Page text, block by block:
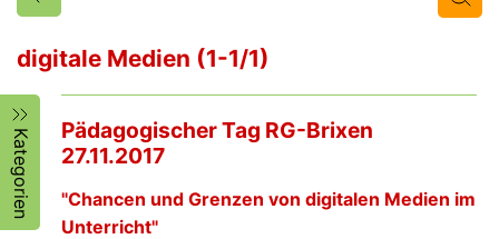
digitale Medien (1-1/1)
Kategorien
Pädagogischer Tag RG-Brixen
27.11.2017
"Chancen und Grenzen von digitalen Medien im
Unterricht"